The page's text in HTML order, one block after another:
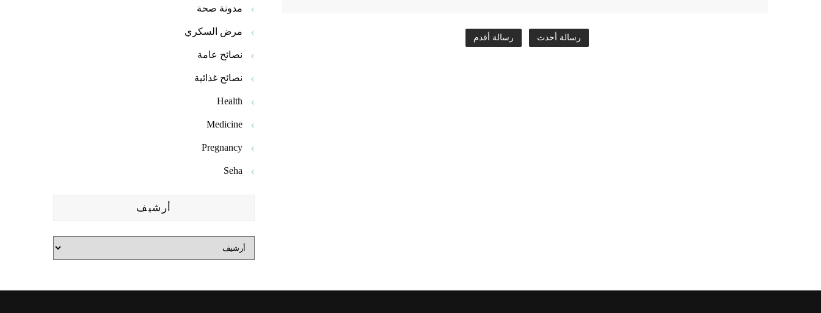
رسالة أحدث رسالة أقدم
مدونة صحة
مرض السكري
نصائح عامة
نصائح غذائية
Health
Medicine
Pregnancy
Seha
أرشيف